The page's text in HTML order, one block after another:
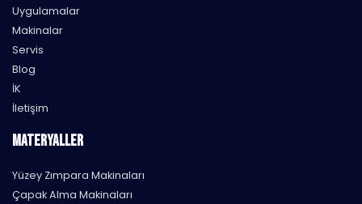
Uygulamalar
Makinalar
Servis
Blog
İK
İletişim
MATERYALLER
Yüzey Zımpara Makinaları
Çapak Alma Makinaları